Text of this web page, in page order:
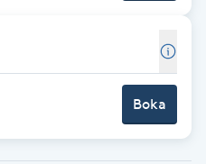
Boka